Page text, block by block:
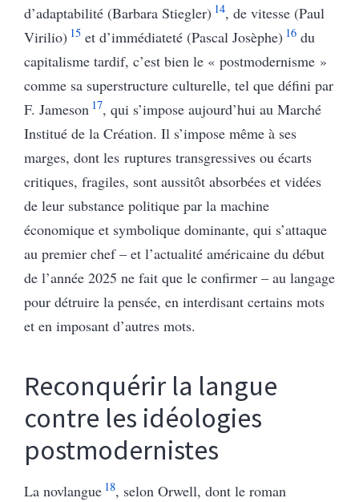
d’adaptabilité (Barbara Stiegler) 14, de vitesse (Paul
Virilio) 15 et d’immédiateté (Pascal Josèphe) 16du
capitalisme tardif, c’est bien le « postmodernisme »
comme sa superstructure culturelle, tel que défini par
F. Jameson 17, qui s’impose aujourd’hui au Marché
Institué de la Création. Il s’impose même à ses
marges, dont les ruptures transgressives ou écarts
critiques, fragiles, sont aussitôt absorbées et vidées
de leur substance politique par la machine
économique et symbolique dominante, qui s’attaque
au premier chef – et l’actualité américaine du début
de l’année 2025 ne fait que le confirmer – au langage
pour détruire la pensée, en interdisant certains mots
et en imposant d’autres mots.
Reconquérir la langue
contre les idéologies
postmodernistes
La novlangue 18, selon Orwell, dont le roman